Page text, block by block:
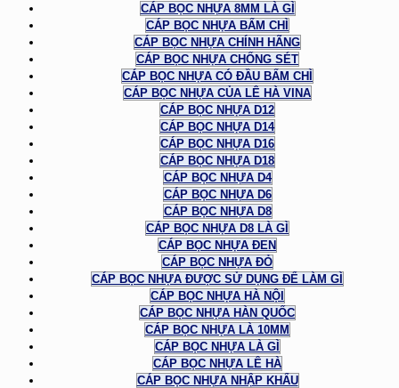
CÁP BỌC NHỰA 8MM LÀ GÌ
CÁP BỌC NHỰA BẤM CHÌ
CÁP BỌC NHỰA CHÍNH HÃNG
CÁP BỌC NHỰA CHỐNG SÉT
CÁP BỌC NHỰA CÓ ĐẦU BẤM CHÌ
CÁP BỌC NHỰA CỦA LÊ HÀ VINA
CÁP BỌC NHỰA D12
CÁP BỌC NHỰA D14
CÁP BỌC NHỰA D16
CÁP BỌC NHỰA D18
CÁP BỌC NHỰA D4
CÁP BỌC NHỰA D6
CÁP BỌC NHỰA D8
CÁP BỌC NHỰA D8 LÀ GÌ
CÁP BỌC NHỰA ĐEN
CÁP BỌC NHỰA ĐỎ
CÁP BỌC NHỰA ĐƯỢC SỬ DỤNG ĐỂ LÀM GÌ
CÁP BỌC NHỰA HÀ NỘI
CÁP BỌC NHỰA HÀN QUỐC
CÁP BỌC NHỰA LÀ 10MM
CÁP BỌC NHỰA LÀ GÌ
CÁP BỌC NHỰA LÊ HÀ
CÁP BỌC NHỰA NHẬP KHẨU